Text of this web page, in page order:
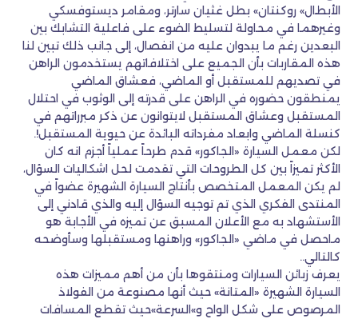
الأبطال» روكنتان» بطل غثيان سارتر، ومقامر ديستوفسكي
وغيرهما في محاولة لتسليط الضوء على فاعلية التشابك بين
البعدين رغم ما يبدوان عليه من انفصال، إلى جانب ذلك تبين لنا
هذه المقاربات بأن الجميع على اختلافاتهم يستخدمون الراهن
في تصديهم للمستقبل أو الماضي، فعشاق الماضي
يمنطقون حضوره في الراهن على قدرته إلى الوثوب في احتلال
المستقبل وعشاق المستقبل لايتوانون عن ذكر مبرراتهم في
كنسلة الماضي وابعاد مفرداته البائدة عن حيوية المستقبل!.
لكن معمل السيارة «الجاكور» قدم طرحاً عملياً أجزم انه كان
الأكثر تميزاً بين كل الطروحات التي تقدمت لحل اشكاليات السؤال،
لم يكن المعمل المتخصص بأنتاج السيارة الشهيرة عضواً في
المنتدى الفكري الذي تم توجيه السؤال إليه والذي قادني إلى
الأستشهاد به مع الأعلان المسبق عن تميزه في الأجابة هو
ماحصل في ماضي «الجاكور» وراهنها ومستقبلها وسأوضحه
كالتالي..
يعرف زبائن السيارات ومنتقوها بأن من أهم مميزات هذه
السيارة الشهيرة «المتانة» حيث أنها مصنوعة من الفولاذ
المرصوص على شكل الواح و»السرعة»حيث تقطع المسافات